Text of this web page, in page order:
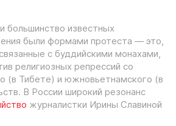
большинство известных
были формами протеста — это,
с буддийскими монахами,
религиозных репрессий со
(в Тибете) и южновьетнамского (в
В России широкий резонанс
журналистки Ирины Славиной